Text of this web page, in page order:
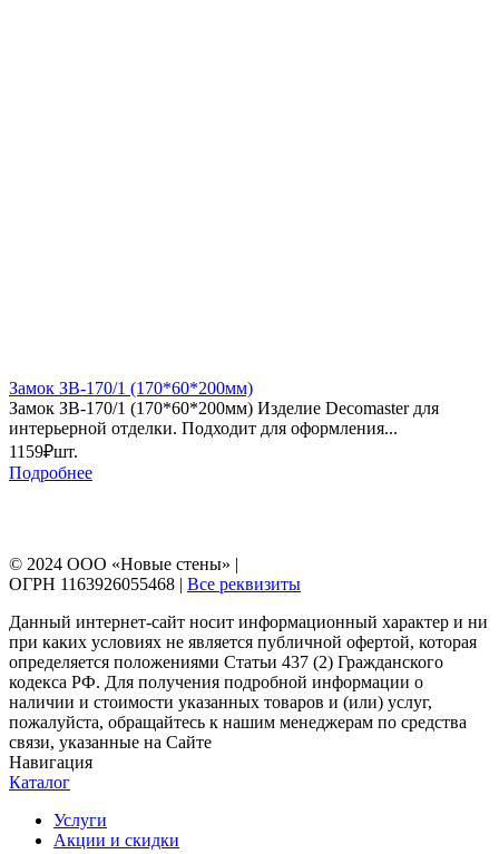
Замок ЗВ-170/1 (170*60*200мм)
Замок ЗВ-170/1 (170*60*200мм) Изделие Decomaster для
интерьерной отделки. Подходит для оформления...
1159₽шт.
Подробнее
© 2024 ООО «Новые стены» |
ОГРН 1163926055468 | Все реквизиты
Данный интернет-сайт носит информационный характер и ни
при каких условиях не является публичной офертой, которая
определяется положениями Статьи 437 (2) Гражданского
кодекса РФ. Для получения подробной информации о
наличии и стоимости указанных товаров и (или) услуг,
пожалуйста, обращайтесь к нашим менеджерам по средства
связи, указанные на Сайте
Навигация
Каталог
Услуги
Акции и скидки